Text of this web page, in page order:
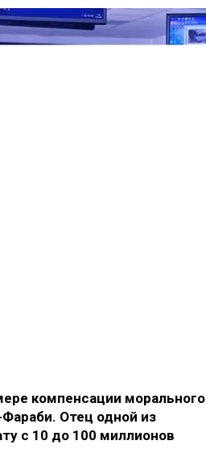
компенсации морального
Отец одной из
с 10 до 100 миллионов